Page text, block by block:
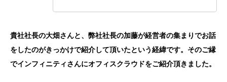
貴社社長の大畑さんと、弊社社長の加藤が経営者の集まりでお話
をしたのがきっかけで紹介して頂いたという経緯です。そのご縁
でインフィニティさんにオフィスクラウドをご紹介頂きました。